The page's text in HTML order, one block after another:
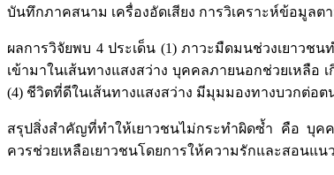
บันทึกภาคสนาม เครื่องอัดเสียง การวิเคราะห์ข้อมูล
ผลการวิจัยพบ 4 ประเด็น (1) ภาวะมืดมนช่วงเยาว
เข้ามาในเส้นทางแสงสว่าง บุคคลภายนอกช่วยเหลือ
(4) ชีวิตที่ดีในเส้นทางแสงสว่าง มีมุมมองทางบวกต่อ
สรุปสิ่งสำคัญที่ทำให้เยาวชนไม่กระทำผิดซ้ำ คือ บุค
ควรช่วยเหลือเยาวชนโดยการให้ความรักและสอนแ